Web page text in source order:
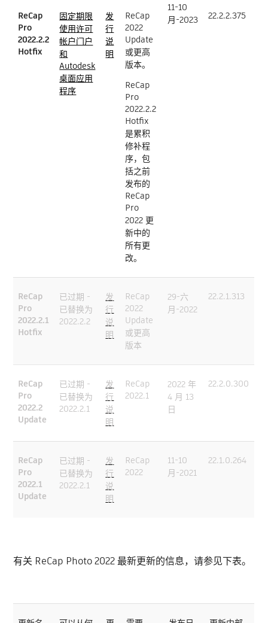
ReCap
Pro
2022.2.2
Hotfix
固定期限
使用许可
帐户门户
和
Autodesk
桌面应用
程序
发
行
说
明
ReCap
2022
Update
或更高
版本。
ReCap
Pro
2022.2.2
Hotfix
是累积
修补程
序，包
括之前
发布的
ReCap
Pro
2022 更
新中的
所有更
改。
11-10
月-2023
22.2.2.375
ReCap
Pro
2022.2.1
Hotfix
已过期 -
已替换为
2022.2.2
发
行
说
明
ReCap
2022
Update
或更高
版本
29-六
月-2022
22.2.1.313
ReCap
Pro
2022.2
Update
已过期 -
已替换为
2022.2.1
发
行
说
明
ReCap
2022.1
2022 年
4 月 13
日
22.2.0.300
ReCap
Pro
2022.1
Update
已过期 -
已替换为
2022.2.1
发
行
说
明
ReCap
2022
11-10
月-2021
22.1.0.264
有关 ReCap Photo 2022 最新更新的信息，请参见下表。